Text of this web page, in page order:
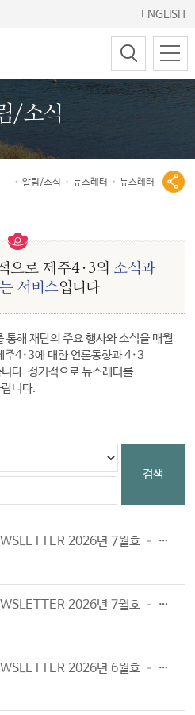
ENGLISH
/소식
알림/소식 뉴스레터 뉴스레터
으로 제주4·3의 소식과
서비스입니다
통해 재단의 주요 행사와 소식을 매월
주4·3에 대한 언론동향과 4·3
다. 정기적으로 뉴스레터를
니다.
검색
제주4·3평화재단 NEWSLETTER 2026년 7월호 – Vol.187
제주4·3평화재단 NEWSLETTER 2026년 7월호 – Vol.186
제주4·3평화재단 NEWSLETTER 2026년 6월호 – Vol.185